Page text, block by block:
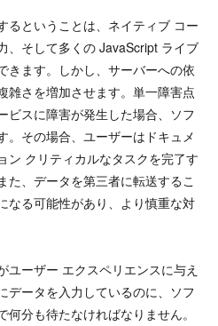
るということは、ネイティブ コー
、そして多くの JavaScript ライブ
きます。しかし、サーバーへの依
雑さを増加させます。単一障害点
ビスに障害が発生した場合、ソフ
。その場合、ユーザーはドキュメ
ン クリティカルなタスクを完了す
た、データを第三者に転送するこ
なる可能性があり、より慎重な対
ユーザー エクスペリエンスに与え
データを入力しているのに、ソフ
何分も待たなければなりません。